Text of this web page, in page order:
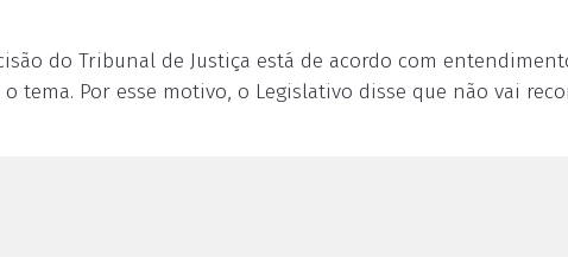
do Tribunal de Justiça está de acordo com
tema. Por esse motivo, o Legislativo disse que não vai